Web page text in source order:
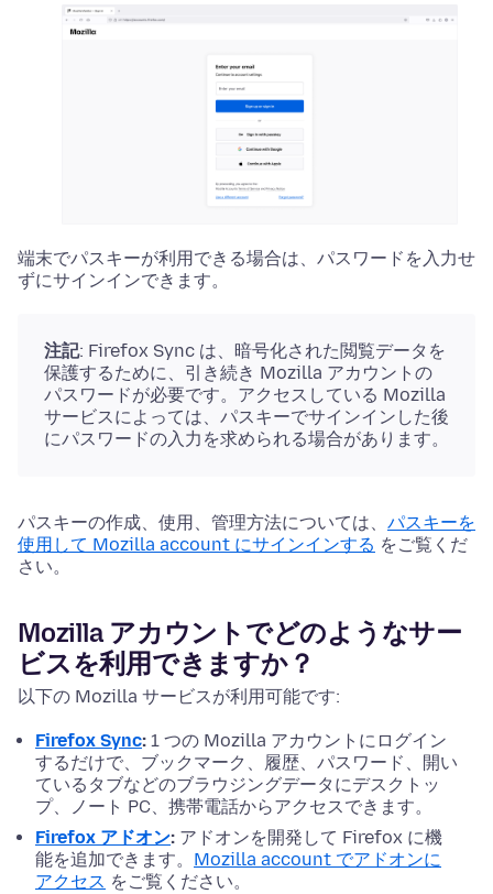
端末でパスキーが利用できる場合は、パスワードを入力せ
ずにサインインできます。
注記: Firefox Sync は、暗号化された閲覧データを
保護するために、引き続き Mozilla アカウントの
パスワードが必要です。アクセスしている Mozilla
サービスによっては、パスキーでサインインした後
にパスワードの入力を求められる場合があります。
パスキーの作成、使用、管理方法については、 パスキーを
使用して Mozilla account にサインインする をご覧くだ
さい。
Mozilla アカウントでどのようなサー
ビスを利用できますか？
以下の Mozilla サービスが利用可能です:
Firefox Sync: 1 つの Mozilla アカウントにログイン
するだけで、ブックマーク、履歴、パスワード、開い
ているタブなどのブラウジングデータにデスクトッ
プ、ノート PC、携帯電話からアクセスできます。
Firefox アドオン: アドオンを開発して Firefox に機
能を追加できます。 Mozilla account でアドオンに
アクセス をご覧ください。